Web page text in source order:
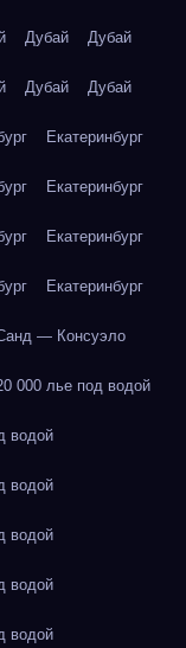
Дубай Дубай
Дубай Дубай
Екатеринбург
Екатеринбург
Екатеринбург
Екатеринбург
— Консуэло
000 лье под водой
водой
водой
водой
водой
водой